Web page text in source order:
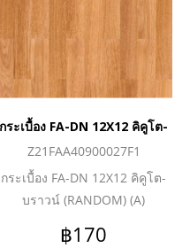
ำตาล(R) (A)
กระเบื้อง FA-DN 12X12 คิคูโต-บ
Z21FAA40900027F1
กระเบื้อง FA-DN 12X12 คิคูโต-
บราวน์ (RANDOM) (A)
฿170